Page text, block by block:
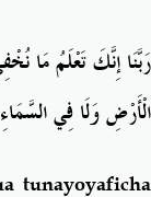
رَبَّنَا إِنَّكَ تَعْلَمُ مَا
الْأَرْضِ وَلَا فِي السَّمَاءِ
tunayoyaficha